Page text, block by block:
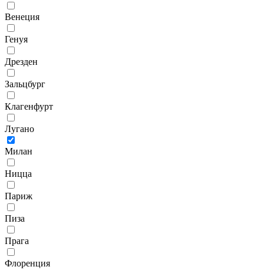
Венеция
Генуя
Дрезден
Зальцбург
Клагенфурт
Лугано
Милан
Ницца
Париж
Пиза
Прага
Флоренция